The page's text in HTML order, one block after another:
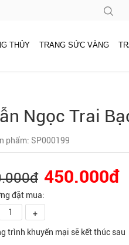
THỦY TRANG SỨC VÀNG
Ngọc Trai
phẩm: SP000199
450.000đ
đặt mua:
+
trình khuyến mại sẽ kết thúc sau